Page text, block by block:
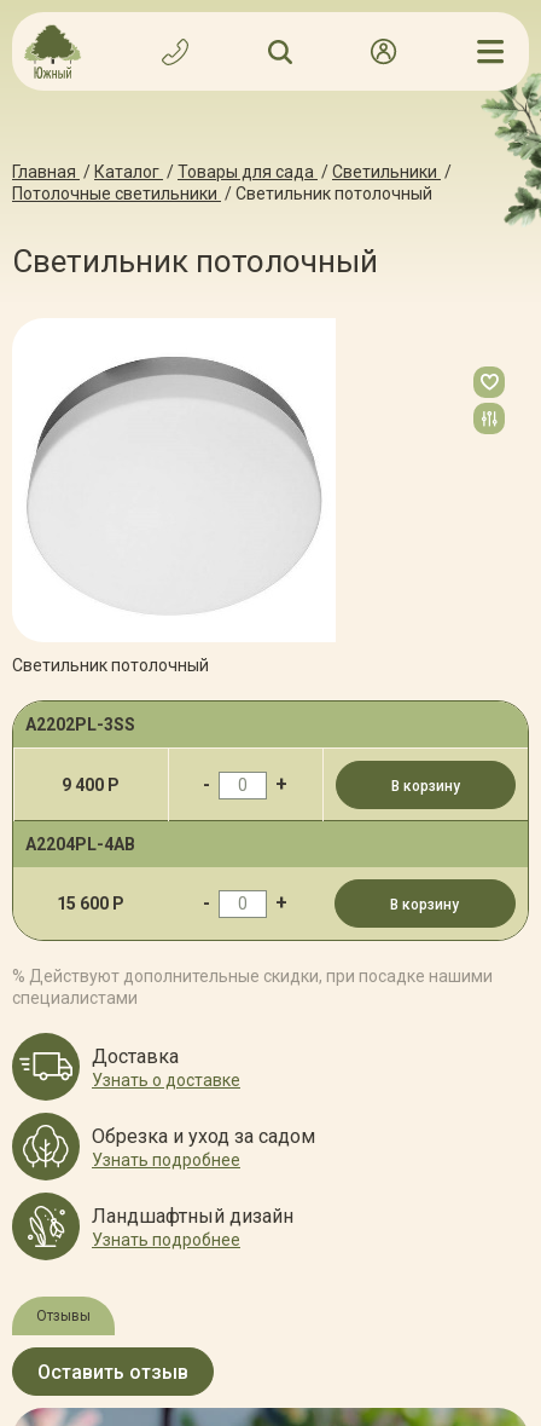
Главная / Каталог /Товары для сада /Светильники /
Потолочные светильники /Светильник потолочный
Светильник потолочный
Светильник потолочный
A2202PL-3SS
9 400 Р - + В корзину
A2204PL-4AB
15 600 Р - + В корзину
% Действуют дополнительные скидки, при посадке нашими
специалистами
Доставка
Узнать о доставке
Обрезка и уход за садом
Узнать подробнее
Ландшафтный дизайн
Узнать подробнее
Отзывы
Оставить отзыв